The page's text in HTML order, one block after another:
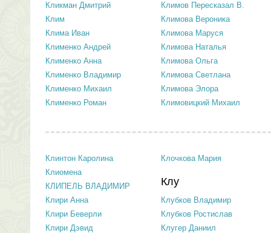
Кликман Дмитрий
Клим
Клима Иван
Клименко Андрей
Клименко Анна
Клименко Владимир
Клименко Михаил
Клименко Роман
Климов Пересказал В.
Климова Вероника
Климова Маруся
Климова Наталья
Климова Ольга
Климова Светлана
Климова Элора
Климовицкий Михаил
Клинтон Каролина
Клиомена
КЛИПЕЛЬ ВЛАДИМИР
Клири Анна
Клири Беверли
Клири Дэвид
Клочкова Мария
Клу
Клубков Владимир
Клубков Ростислав
Клугер Даниил